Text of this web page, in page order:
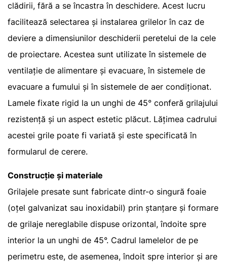
clădirii, fără a se încastra în deschidere. Acest lucru
facilitează selectarea și instalarea grilelor în caz de
deviere a dimensiunilor deschiderii peretelui de la cele
de proiectare. Acestea sunt utilizate în sistemele de
ventilație de alimentare și evacuare, în sistemele de
evacuare a fumului și în sistemele de aer condiționat.
Lamele fixate rigid la un unghi de 45° conferă grilajului
rezistență și un aspect estetic plăcut. Lățimea cadrului
acestei grile poate fi variată și este specificată în
formularul de cerere.
Construcție și materiale
Grilajele presate sunt fabricate dintr-o singură foaie
(oțel galvanizat sau inoxidabil) prin ștanțare și formare
de grilaje nereglabile dispuse orizontal, îndoite spre
interior la un unghi de 45°. Cadrul lamelelor de pe
perimetru este, de asemenea, îndoit spre interior și are